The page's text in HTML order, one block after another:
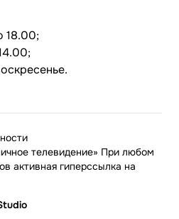
18.00;
телевидение» При любом
активная гиперссылка на